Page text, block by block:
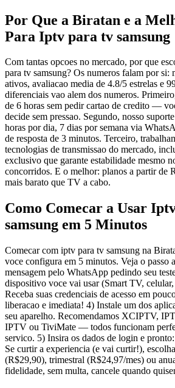
Por Que a Biratan e a
Para Iptv para tv samsung
Com tantas opcoes no mercado, por que
para tv samsung? Os numeros falam por si:
ativos, avaliacao media de 4.8/5 estrelas e
diferenciais vao alem dos numeros.
de 6 horas sem pedir cartao de credito —
decide sem pressao. Segundo, nosso
horas por dia, 7 dias por semana via
de resposta de 3 minutos. Terceiro,
tecnologias de transmissao do mercado,
exclusivo que garante estabilidade mesmo
concorridos. E o melhor: planos a partir de
mais barato que TV a cabo.
Como Comecar a Usar
samsung em 5 Minutos
Comecar com iptv para tv samsung na
voce configura em 5 minutos. Veja o passo
mensagem pelo WhatsApp pedindo seu
dispositivo voce vai usar (Smart TV,
Receba suas credenciais de acesso em
liberacao e imediata! 4) Instale um dos
seu aparelho. Recomendamos XCIPTV,
IPTV ou TiviMate — todos funcionam
servico. 5) Insira os dados de login e
Se curtir a experiencia (e vai curtir!),
(R$29,90), trimestral (R$24,97/mes) ou
fidelidade, sem multa, cancele quando